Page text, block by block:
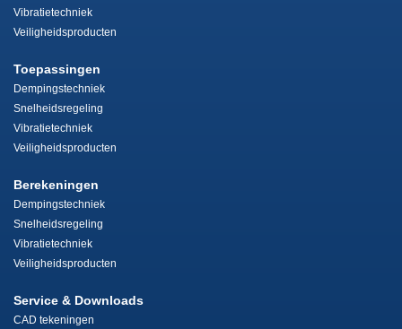
Vibratietechniek
Veiligheidsproducten
Toepassingen
Dempingstechniek
Snelheidsregeling
Vibratietechniek
Veiligheidsproducten
Berekeningen
Dempingstechniek
Snelheidsregeling
Vibratietechniek
Veiligheidsproducten
Service & Downloads
CAD tekeningen